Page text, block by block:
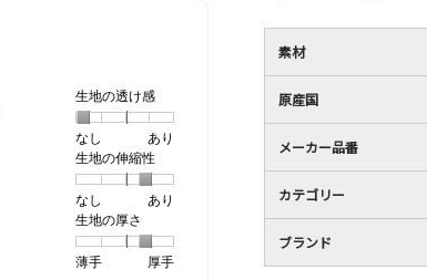
5
で
す。
5
／
で
す。
生地の透け感
なし
1
個
な
し
あり
の
評
は
あ
地
の
け
感,
生地の伸縮性
なし
1
個
あり
の
評
地
の
生地の厚さ
薄手 厚手
素材
原産国
メーカー品番
カテゴリー
ブランド